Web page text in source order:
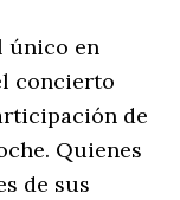
único en
concierto
de
Quienes
de sus